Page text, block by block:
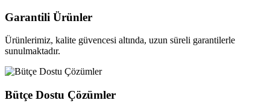
Garantili Ürünler
Ürünlerimiz, kalite güvencesi altında, uzun süreli garantilerle
sunulmaktadır.
Bütçe Dostu Çözümler